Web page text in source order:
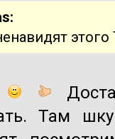
этого
Там